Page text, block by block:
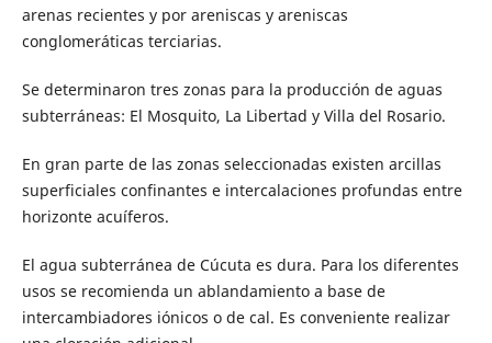
arenas recientes y por areniscas y areniscas
conglomeráticas terciarias.
Se determinaron tres zonas para la producción de aguas
subterráneas: El Mosquito, La Libertad y Villa del Rosario.
En gran parte de las zonas seleccionadas existen arcillas
superficiales confinantes e intercalaciones profundas entre
horizonte acuíferos.
El agua subterránea de Cúcuta es dura. Para los diferentes
usos se recomienda un ablandamiento a base de
intercambiadores iónicos o de cal. Es conveniente realizar